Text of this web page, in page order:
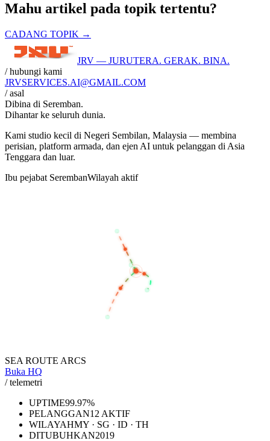
Mahu artikel pada topik tertentu?
CADANG TOPIK →
JRV — JURUTERA. GERAK. BINA.
/ hubungi kami
JRVSERVICES.AI@GMAIL.COM
/ asal
Dibina di Seremban.
Dihantar ke seluruh dunia.
Kami studio kecil di Negeri Sembilan, Malaysia — membina
perisian, platform armada, dan ejen AI untuk pelanggan di Asia
Tenggara dan luar.
Ibu pejabat SerembanWilayah aktif
SEREMBAN
SINGAPORE
SEA ROUTE ARCS
Buka HQ
/ telemetri
UPTIME99.97%
PELANGGAN12 AKTIF
WILAYAHMY · SG · ID · TH
DITUBUHKAN2019